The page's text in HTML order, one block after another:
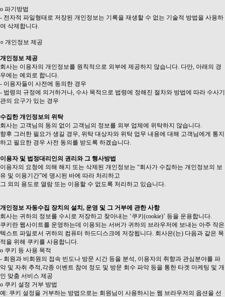
ο 파기방법
- 전자적 파일형태로 저장된 개인정보는 기록을 재생할 수 없는 기술적 방법을 사용하
여 삭제합니다.
○ 개인정보 제공
개인정보 제공
회사는 이용자의 개인정보를 원칙적으로 외부에 제공하지 않습니다. 다만, 아래의 경
우에는 예외로 합니다.
- 이용자들이 사전에 동의한 경우
- 법령의 규정에 의거하거나, 수사 목적으로 법령에 정해진 절차와 방법에 따라 수사기
관의 요구가 있는 경우
수집한 개인정보의 위탁
회사는 고객님의 동의 없이 고객님의 정보를 외부 업체에 위탁하지 않습니다.
향후 그러한 필요가 생길 경우, 위탁 대상자와 위탁 업무 내용에 대해 고객님에게 통지
하고 필요한 경우 사전 동의를 받도록 하겠습니다.
이용자 및 법정대리인의 권리와 그 행사방법
이용자의 요청에 의해 해지 또는 삭제된 개인정보는 “회사가 수집하는 개인정보의 보
유 및 이용기간”에 명시된 바에 따라 처리하고
그 외의 용도로 열람 또는 이용할 수 없도록 처리하고 있습니다.
개인정보 자동수집 장치의 설치, 운영 및 그 거부에 관한 사항
회사는 귀하의 정보를 수시로 저장하고 찾아내는 ‘쿠키(cookie)’ 등을 운용합니다.
쿠키란 웹사이트를 운영하는데 이용되는 서버가 귀하의 브라우저에 보내는 아주 작은
텍스트 파일로서 귀하의 컴퓨터 하드디스크에 저장됩니다. 회사은(는) 다음과 같은 목
적을 위해 쿠키를 사용합니다.
ο 쿠키 등 사용 목적
- 회원과 비회원의 접속 빈도나 방문 시간 등을 분석, 이용자의 취향과 관심분야를 파
악 및 자취 추적,각종 이벤트 참여 정도 및 방문 회수 파악 등을 통한 타겟 마케팅 및 개
인 맞춤 서비스 제공
ο 쿠키 설정 거부 방법
예: 쿠키 설정을 거부하는 방법으로는 회원님이 사용하시는 웹 브라우저의 옵션을 선